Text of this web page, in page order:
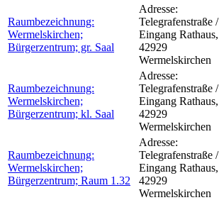
Raumbezeichnung:
Wermelskirchen;
Bürgerzentrum; gr. Saal
Adresse:
Telegrafenstraße /
Eingang Rathaus,
42929
Wermelskirchen
Raumbezeichnung:
Wermelskirchen;
Bürgerzentrum; kl. Saal
Adresse:
Telegrafenstraße /
Eingang Rathaus,
42929
Wermelskirchen
Raumbezeichnung:
Wermelskirchen;
Bürgerzentrum; Raum 1.32
Adresse:
Telegrafenstraße /
Eingang Rathaus,
42929
Wermelskirchen